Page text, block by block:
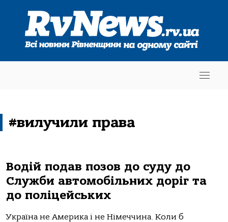
#вилучили права
Водій подав позов до суду до
Служби автомобільних доріг та
до поліцейських
Україна не Америка і не Німеччина. Коли б